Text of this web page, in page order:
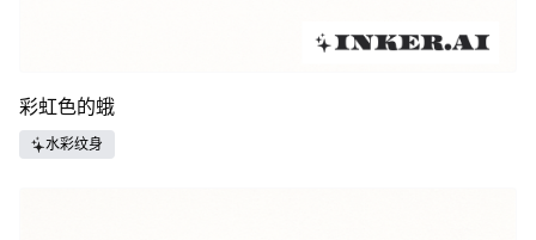
彩虹色的蛾
水彩纹身